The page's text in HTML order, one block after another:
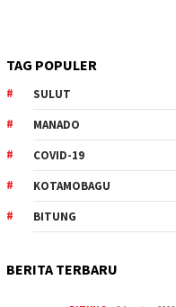
TAG POPULER
SULUT
MANADO
COVID-19
KOTAMOBAGU
BITUNG
BERITA TERBARU